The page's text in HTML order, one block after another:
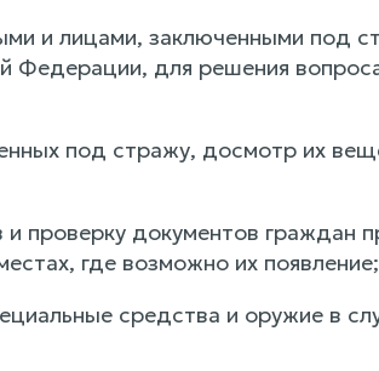
и лицами, заключенными под
Федерации, для решения
под стражу, досмотр их
проверку документов граждан
где возможно их появление;
средства и оружие в